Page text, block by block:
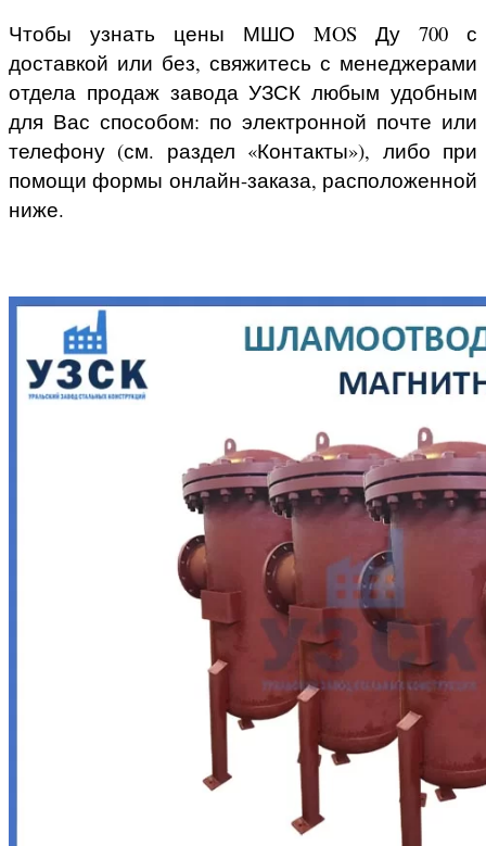
Чтобы узнать цены МШО MOS Ду 700 с
доставкой или без, свяжитесь с менеджерами
отдела продаж завода УЗСК любым удобным
для Вас способом: по электронной почте или
телефону (см. раздел «Контакты»), либо при
помощи формы онлайн-заказа, расположенной
ниже.